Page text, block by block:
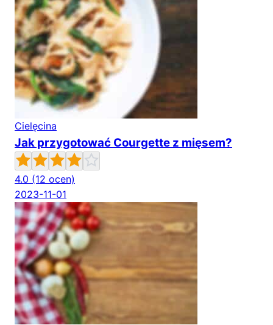
Cielęcina
Jak przygotować Courgette z mięsem?
4.0 (12 ocen)
2023-11-01